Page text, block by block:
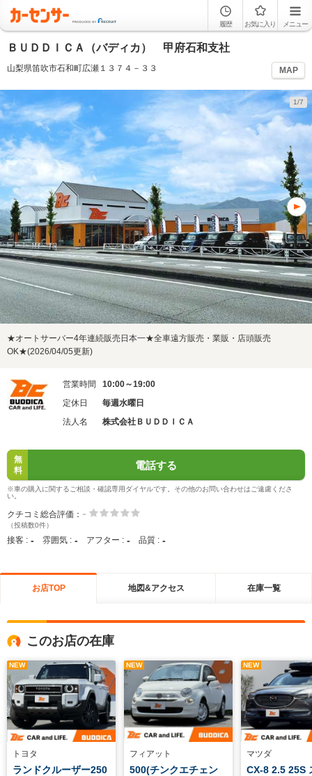
履歴 お気に入り メニュー
ＢＵＤＤＩＣＡ（バディカ） 甲府石和支社
山梨県笛吹市石和町広瀬１３７４－３３ MAP
1/7
★オートサーバー4年連続販売日本一★全車遠方販売・業販・店頭販売
OK★(2026/04/05更新)
営業時間
10:00～19:00
定休日
毎週水曜日
法人名
株式会社ＢＵＤＤＩＣＡ
無
料
電話する
※車の購入に関するご相談・確認専用ダイヤルです。その他のお問い合わせはご遠慮くださ
い。
クチコミ総合評価： -
（投稿数0件）
接客 : - 雰囲気 : - アフター : - 品質 : -
お店TOP 地図&アクセス 在庫一覧
このお店の在庫
NEW
トヨタ
ランドクルーザー250
NEW
フィアット
500(チンクエチェン
NEW
マツダ
CX-8 2.5 25S